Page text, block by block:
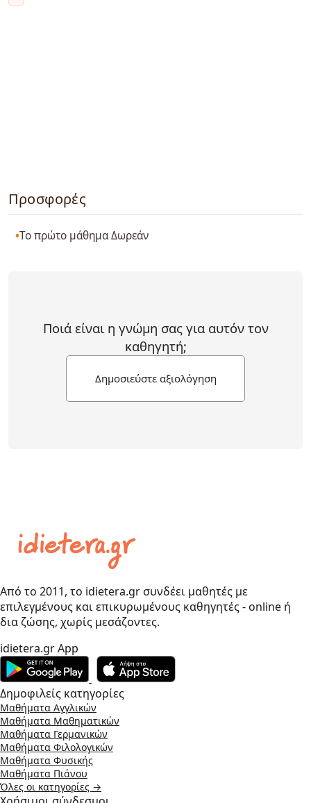
Προσφορές
Το πρώτο μάθημα Δωρεάν
Ποιά είναι η γνώμη σας για αυτόν τον
καθηγητή;
Δημοσιεύστε αξιολόγηση
Από το 2011, το idietera.gr συνδέει μαθητές με
επιλεγμένους και επικυρωμένους καθηγητές - online ή
δια ζώσης, χωρίς μεσάζοντες.
idietera.gr App
Δημοφιλείς κατηγορίες
Μαθήματα Αγγλικών
Μαθήματα Μαθηματικών
Μαθήματα Γερμανικών
Μαθήματα Φιλολογικών
Μαθήματα Φυσικής
Μαθήματα Πιάνου
Όλες οι κατηγορίες →